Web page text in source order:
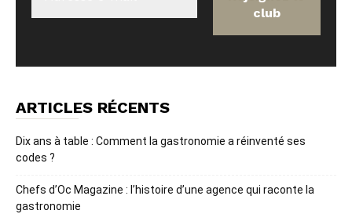
ARTICLES RÉCENTS
Dix ans à table : Comment la gastronomie a réinventé ses
codes ?
Chefs d’Oc Magazine : l’histoire d’une agence qui raconte la
gastronomie